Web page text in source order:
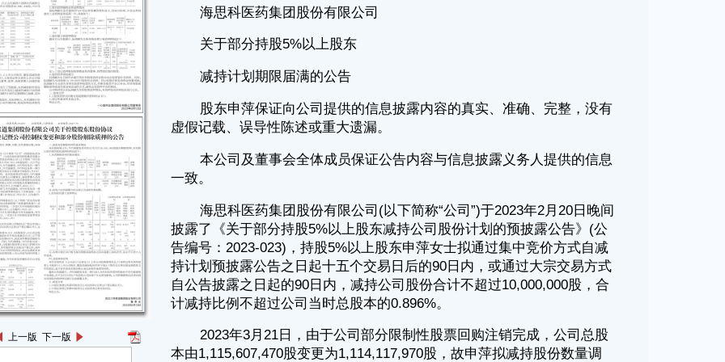
上一版 下一版
本公司及董事会全体成员保证公告内容与信息披露义务人提供的信息
一致。
海思科医药集团股份有限公司(以下简称“公司”)于2023年2月20日晚间
披露了《关于部分持股5%以上股东减持公司股份计划的预披露公告》(公
告编号：2023-023)，持股5%以上股东申萍女士拟通过集中竞价方式自减
持计划预披露公告之日起十五个交易日后的90日内，或通过大宗交易方式
自公告披露之日起的90日内，减持公司股份合计不超过10,000,000股，合
计减持比例不超过公司当时总股本的0.896%。
2023年3月21日，由于公司部分限制性股票回购注销完成，公司总股
本由1,115,607,470股变更为1,114,117,970股，故申萍拟减持股份数量调
整为不超过9,986,648股。除上述调整外，减持比例等其余事项与原减持
计划一致。
2023年4月27日，申萍本次减持计划时间过半，公司披露了《关于部
分持股5%以上股东减持计划时间过半的进展公告》（公告编号：2023-
055），申萍在2023年3月14日—2023年4月27日期间合计减持公司股份
3,556,114股，占公司总股本的0.319%。
2023年6月12日，公司收到申萍出具的《关于股份减持计划期限届满
的告知函》，截至2023年6月11日，本次减持计划期限届满，申萍累计减
持6,645,414股，占公司总股本的0.596%，现将本次减持实施情况公告如
下：
1、股东减持股份情况